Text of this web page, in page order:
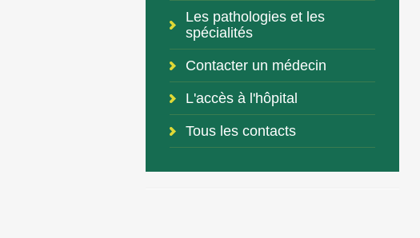
Les pathologies et les
spécialités
Contacter un médecin
L'accès à l'hôpital
Tous les contacts